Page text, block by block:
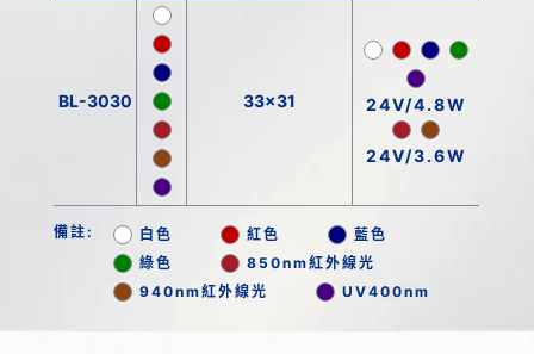
BL-3030 33x31 24V/4.8W
24V/3.6W
備註: 白色 紅色
藍色
綠色
850nm紅外線光
940nm紅外線光
UV400nm